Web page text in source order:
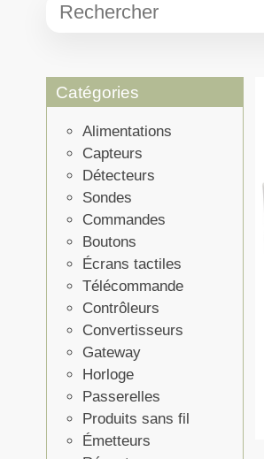
Catégories
Alimentations
Capteurs
Détecteurs
Sondes
Commandes
Boutons
Écrans tactiles
Télécommande
Contrôleurs
Convertisseurs
Gateway
Horloge
Passerelles
Produits sans fil
Émetteurs